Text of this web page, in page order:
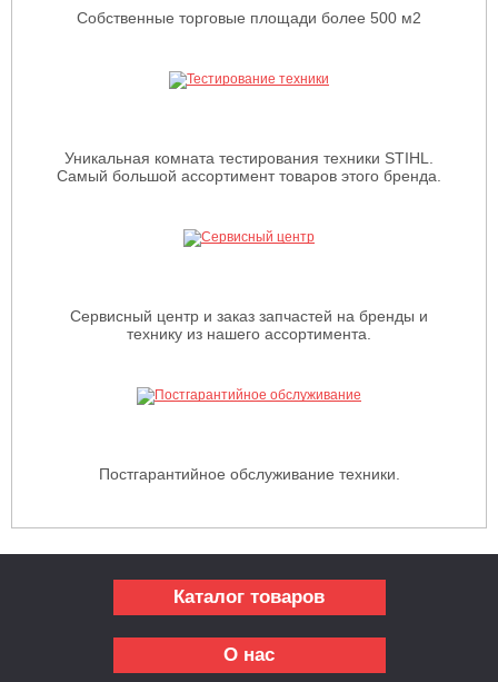
Собственные торговые площади более 500 м2
Уникальная комната тестирования техники STIHL.
Самый большой ассортимент товаров этого бренда.
Сервисный центр и заказ запчастей на бренды и
технику из нашего ассортимента.
Постгарантийное обслуживание техники.
Каталог товаров
О нас